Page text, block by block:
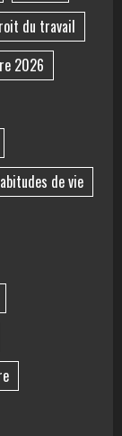
du travail
2026
de vie